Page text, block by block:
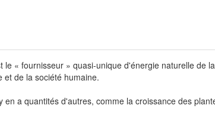
le « fournisseur » quasi-unique d'énergie naturelle
et de la société humaine.
en a quantités d'autres, comme la croissance des